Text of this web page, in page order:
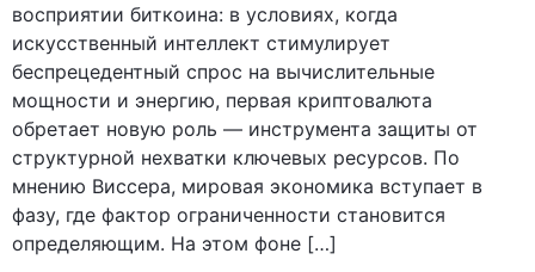
восприятии биткоина: в условиях, когда
искусственный интеллект стимулирует
беспрецедентный спрос на вычислительные
мощности и энергию, первая криптовалюта
обретает новую роль — инструмента защиты от
структурной нехватки ключевых ресурсов. По
мнению Виссера, мировая экономика вступает в
фазу, где фактор ограниченности становится
определяющим. На этом фоне […]